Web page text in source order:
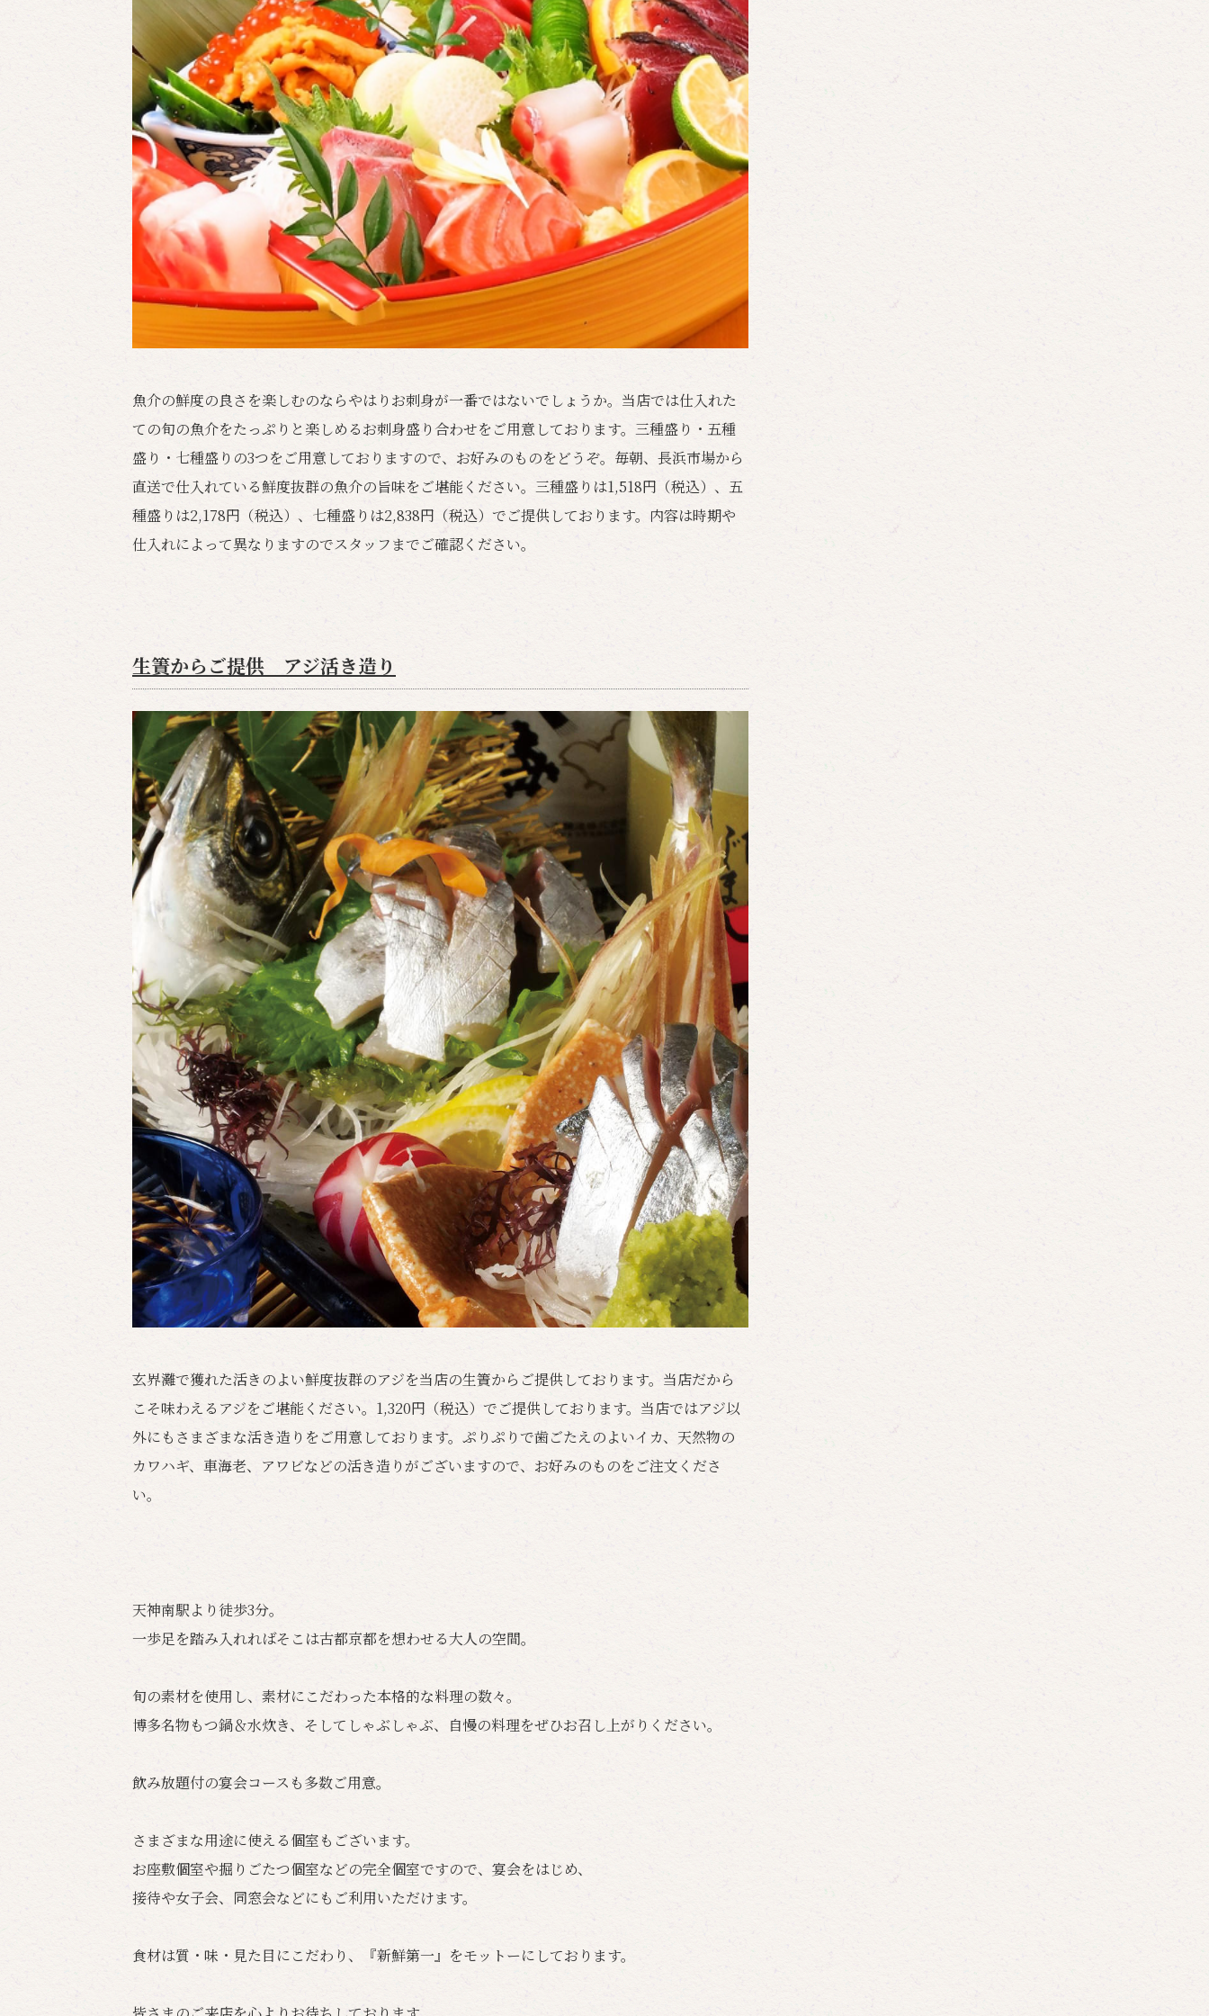
魚介の鮮度の良さを楽しむのならやはりお刺身が一番ではないでしょうか。当店では仕入れた
ての旬の魚介をたっぷりと楽しめるお刺身盛り合わせをご用意しております。三種盛り・五種
盛り・七種盛りの3つをご用意しておりますので、お好みのものをどうぞ。毎朝、長浜市場から
直送で仕入れている鮮度抜群の魚介の旨味をご堪能ください。三種盛りは1,518円（税込）、五
種盛りは2,178円（税込）、七種盛りは2,838円（税込）でご提供しております。内容は時期や
仕入れによって異なりますのでスタッフまでご確認ください。
生簀からご提供 アジ活き造り
玄界灘で獲れた活きのよい鮮度抜群のアジを当店の生簀からご提供しております。当店だから
こそ味わえるアジをご堪能ください。1,320円（税込）でご提供しております。当店ではアジ以
外にもさまざまな活き造りをご用意しております。ぷりぷりで歯ごたえのよいイカ、天然物の
カワハギ、車海老、アワビなどの活き造りがございますので、お好みのものをご注文くださ
い。
天神南駅より徒歩3分。
一歩足を踏み入れればそこは古都京都を想わせる大人の空間。
旬の素材を使用し、素材にこだわった本格的な料理の数々。
博多名物もつ鍋＆水炊き、そしてしゃぶしゃぶ、自慢の料理をぜひお召し上がりください。
飲み放題付の宴会コースも多数ご用意。
さまざまな用途に使える個室もございます。
お座敷個室や掘りごたつ個室などの完全個室ですので、宴会をはじめ、
接待や女子会、同窓会などにもご利用いただけます。
食材は質・味・見た目にこだわり、『新鮮第一』をモットーにしております。